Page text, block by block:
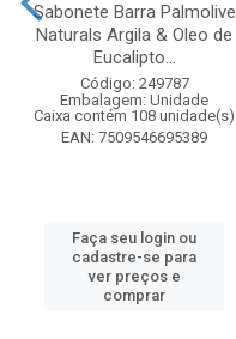
Sabonete Barra Palmolive
Naturals Argila & Oleo de
Eucalipto...
Código: 249787
Embalagem: Unidade
Caixa contém 108 unidade(s)
EAN: 7509546695389
Faça seu login ou
cadastre-se para
ver preços e
comprar